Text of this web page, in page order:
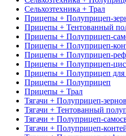
Сельхозтехника + Трал
Прицепы + Полуприцеп-
Прицепы + Тентованный
Прицепы + Полуприцеп-
Прицепы + Полуприцеп-
Прицепы + Полуприцеп-
Прицепы + Полуприцеп-
Прицепы + Полуприцеп для
Прицепы + Полуприцеп
Прицепы + Трал
Тягачи + Полуприцеп-
Тягачи + Тентованный
Тягачи + Полуприцеп-
Тягачи + Полуприцеп-